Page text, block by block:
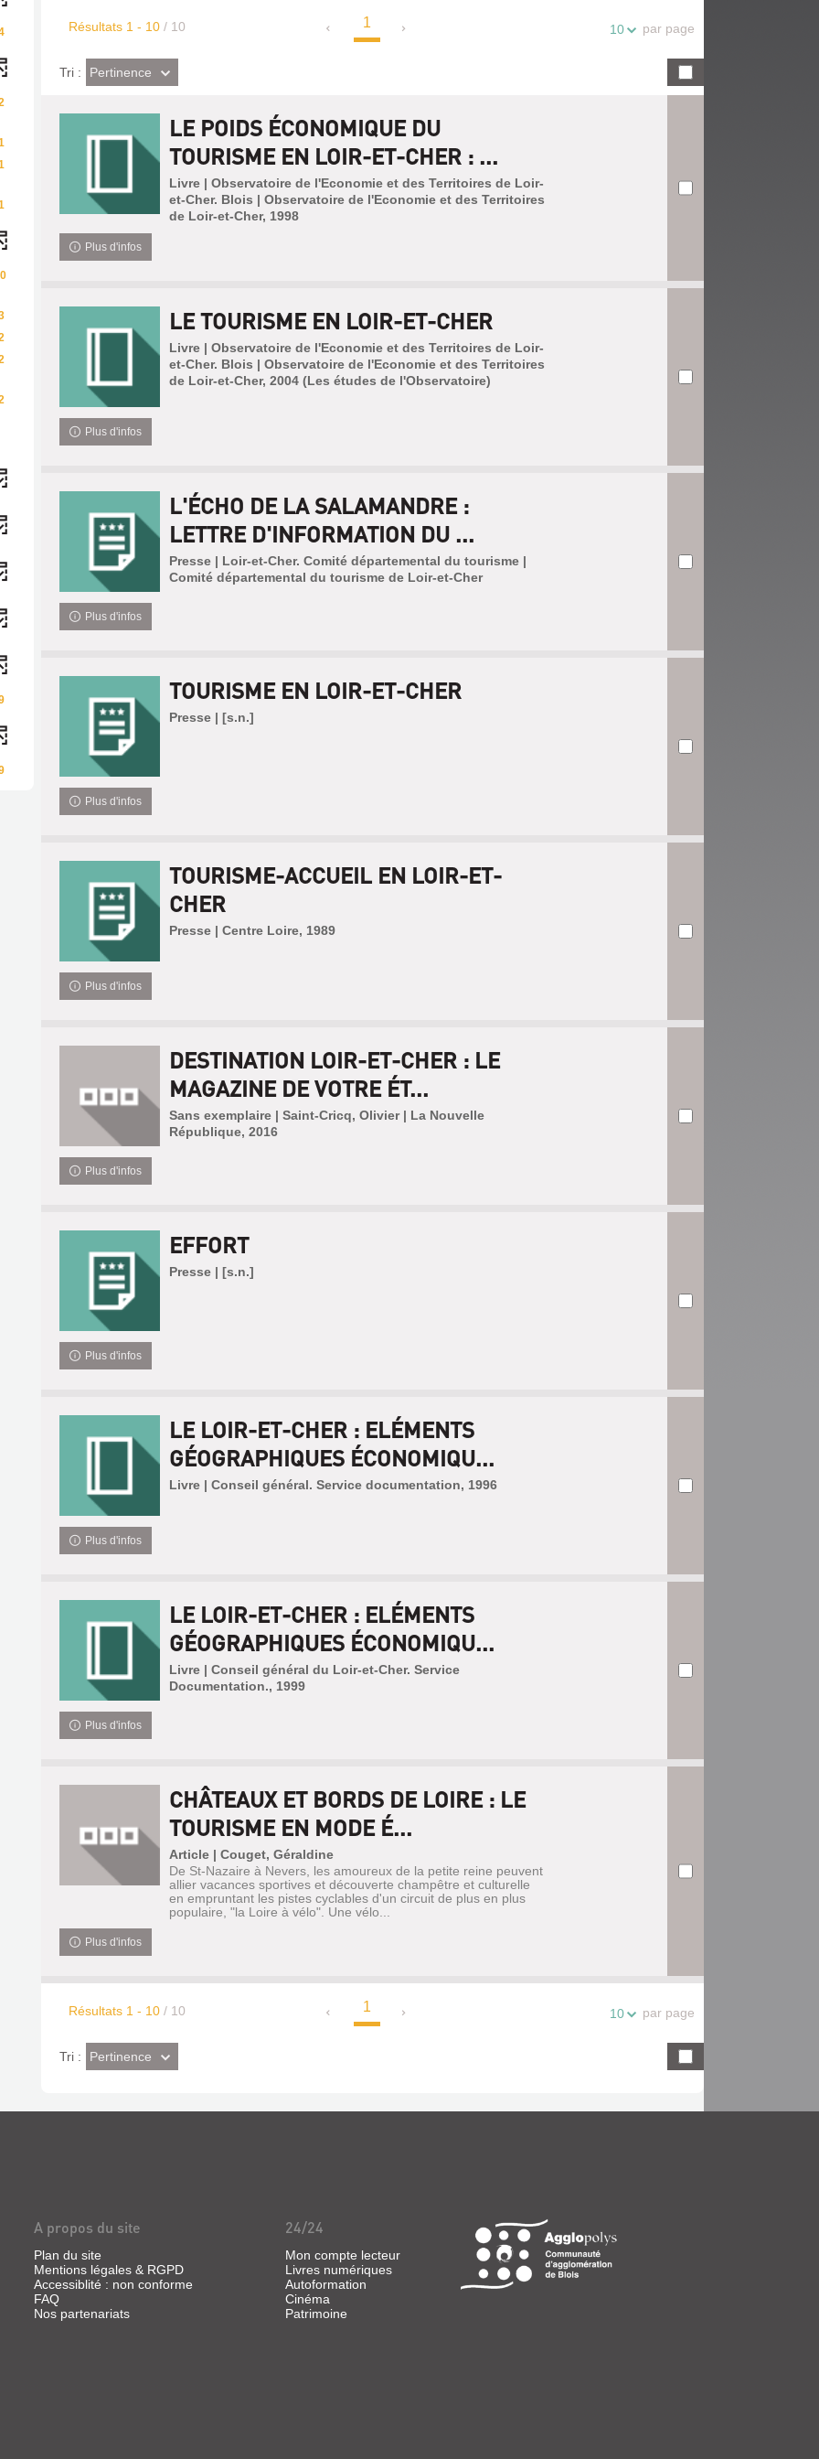
Résultats 1 - 10 / 10 1 10 par page
Tri :(Effet
imédiat)
Pertinence
LE POIDS ÉCONOMIQUE DU
TOURISME EN LOIR-ET-CHER : ...
Livre | Observatoire de l'Economie et des Territoires de Loir-
et-Cher. Blois | Observatoire de l'Economie et des Territoires
de Loir-et-Cher, 1998
Plus d'infos
LE TOURISME EN LOIR-ET-CHER
Livre | Observatoire de l'Economie et des Territoires de Loir-
et-Cher. Blois | Observatoire de l'Economie et des Territoires
de Loir-et-Cher, 2004 (Les études de l'Observatoire)
Plus d'infos
L'ÉCHO DE LA SALAMANDRE :
LETTRE D'INFORMATION DU ...
Presse | Loir-et-Cher. Comité départemental du tourisme |
Comité départemental du tourisme de Loir-et-Cher
Plus d'infos
TOURISME EN LOIR-ET-CHER
Presse | [s.n.]
Plus d'infos
TOURISME-ACCUEIL EN LOIR-ET-
CHER
Presse | Centre Loire, 1989
Plus d'infos
DESTINATION LOIR-ET-CHER : LE
MAGAZINE DE VOTRE ÉT...
Sans exemplaire | Saint-Cricq, Olivier | La Nouvelle
République, 2016
Plus d'infos
EFFORT
Presse | [s.n.]
Plus d'infos
LE LOIR-ET-CHER : ELÉMENTS
GÉOGRAPHIQUES ÉCONOMIQU...
Livre | Conseil général. Service documentation, 1996
Plus d'infos
LE LOIR-ET-CHER : ELÉMENTS
GÉOGRAPHIQUES ÉCONOMIQU...
Livre | Conseil général du Loir-et-Cher. Service
Documentation., 1999
Plus d'infos
CHÂTEAUX ET BORDS DE LOIRE : LE
TOURISME EN MODE É...
Article | Couget, Géraldine
De St-Nazaire à Nevers, les amoureux de la petite reine peuvent
allier vacances sportives et découverte champêtre et culturelle
en empruntant les pistes cyclables d'un circuit de plus en plus
populaire, "la Loire à vélo". Une vélo...
Plus d'infos
Résultats 1 - 10 / 10 1 10 par page
Tri :(Effet
imédiat)
Pertinence
A propos du site
Plan du site
Mentions légales & RGPD
Accessiblité : non conforme
FAQ
Nos partenariats
24/24
Mon compte lecteur
Livres numériques
Autoformation
Cinéma
Patrimoine